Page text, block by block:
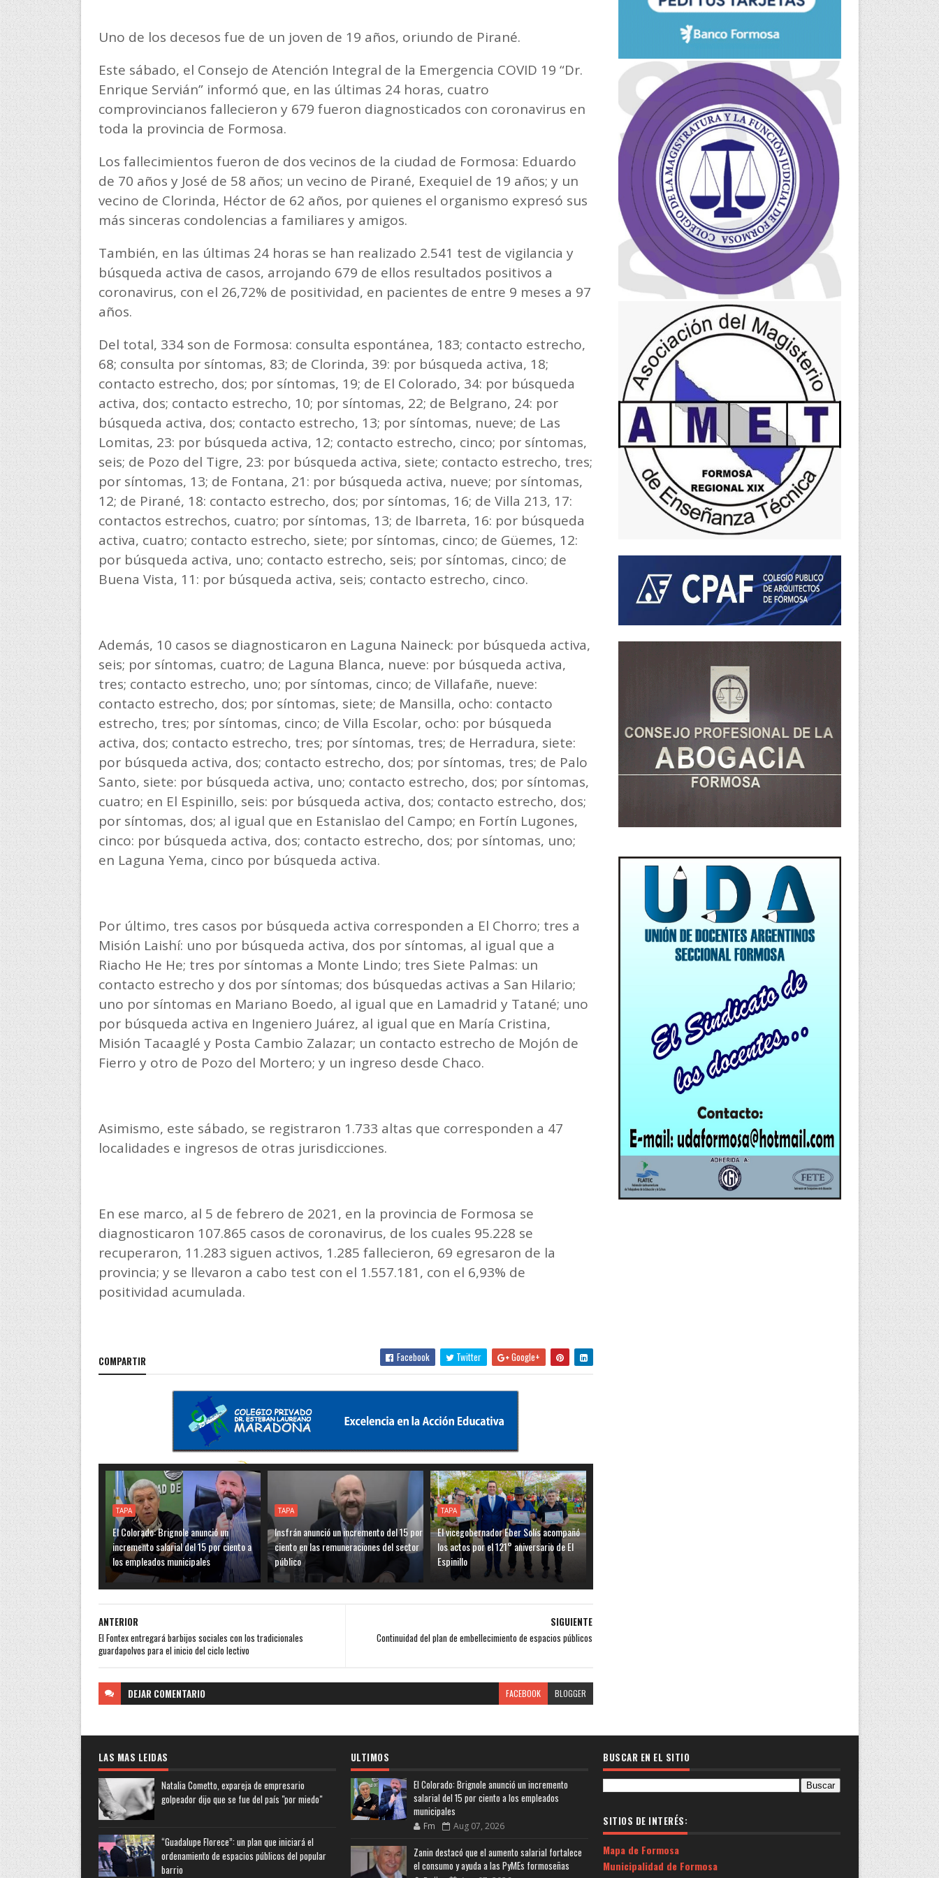
Uno de los decesos fue de un joven de 19 años, oriundo de Pirané.
Este sábado, el Consejo de Atención Integral de la Emergencia COVID 19 “Dr.
Enrique Servián” informó que, en las últimas 24 horas, cuatro
comprovincianos fallecieron y 679 fueron diagnosticados con coronavirus en
toda la provincia de Formosa.
Los fallecimientos fueron de dos vecinos de la ciudad de Formosa: Eduardo
de 70 años y José de 58 años; un vecino de Pirané, Exequiel de 19 años; y un
vecino de Clorinda, Héctor de 62 años, por quienes el organismo expresó sus
más sinceras condolencias a familiares y amigos.
También, en las últimas 24 horas se han realizado 2.541 test de vigilancia y
búsqueda activa de casos, arrojando 679 de ellos resultados positivos a
coronavirus, con el 26,72% de positividad, en pacientes de entre 9 meses a 97
años.
Del total, 334 son de Formosa: consulta espontánea, 183; contacto estrecho,
68; consulta por síntomas, 83; de Clorinda, 39: por búsqueda activa, 18;
contacto estrecho, dos; por síntomas, 19; de El Colorado, 34: por búsqueda
activa, dos; contacto estrecho, 10; por síntomas, 22; de Belgrano, 24: por
búsqueda activa, dos; contacto estrecho, 13; por síntomas, nueve; de Las
Lomitas, 23: por búsqueda activa, 12; contacto estrecho, cinco; por síntomas,
seis; de Pozo del Tigre, 23: por búsqueda activa, siete; contacto estrecho, tres;
por síntomas, 13; de Fontana, 21: por búsqueda activa, nueve; por síntomas,
12; de Pirané, 18: contacto estrecho, dos; por síntomas, 16; de Villa 213, 17:
contactos estrechos, cuatro; por síntomas, 13; de Ibarreta, 16: por búsqueda
activa, cuatro; contacto estrecho, siete; por síntomas, cinco; de Güemes, 12:
por búsqueda activa, uno; contacto estrecho, seis; por síntomas, cinco; de
Buena Vista, 11: por búsqueda activa, seis; contacto estrecho, cinco.
Además, 10 casos se diagnosticaron en Laguna Naineck: por búsqueda activa,
seis; por síntomas, cuatro; de Laguna Blanca, nueve: por búsqueda activa,
tres; contacto estrecho, uno; por síntomas, cinco; de Villafañe, nueve:
contacto estrecho, dos; por síntomas, siete; de Mansilla, ocho: contacto
estrecho, tres; por síntomas, cinco; de Villa Escolar, ocho: por búsqueda
activa, dos; contacto estrecho, tres; por síntomas, tres; de Herradura, siete:
por búsqueda activa, dos; contacto estrecho, dos; por síntomas, tres; de Palo
Santo, siete: por búsqueda activa, uno; contacto estrecho, dos; por síntomas,
cuatro; en El Espinillo, seis: por búsqueda activa, dos; contacto estrecho, dos;
por síntomas, dos; al igual que en Estanislao del Campo; en Fortín Lugones,
cinco: por búsqueda activa, dos; contacto estrecho, dos; por síntomas, uno;
en Laguna Yema, cinco por búsqueda activa.
Por último, tres casos por búsqueda activa corresponden a El Chorro; tres a
Misión Laishí: uno por búsqueda activa, dos por síntomas, al igual que a
Riacho He He; tres por síntomas a Monte Lindo; tres Siete Palmas: un
contacto estrecho y dos por síntomas; dos búsquedas activas a San Hilario;
uno por síntomas en Mariano Boedo, al igual que en Lamadrid y Tatané; uno
por búsqueda activa en Ingeniero Juárez, al igual que en María Cristina,
Misión Tacaaglé y Posta Cambio Zalazar; un contacto estrecho de Mojón de
Fierro y otro de Pozo del Mortero; y un ingreso desde Chaco.
Asimismo, este sábado, se registraron 1.733 altas que corresponden a 47
localidades e ingresos de otras jurisdicciones.
En ese marco, al 5 de febrero de 2021, en la provincia de Formosa se
diagnosticaron 107.865 casos de coronavirus, de los cuales 95.228 se
recuperaron, 11.283 siguen activos, 1.285 fallecieron, 69 egresaron de la
provincia; y se llevaron a cabo test con el 1.557.181, con el 6,93% de
positividad acumulada.
COMPARTIR Facebook Twitter Google+
TAPA
El Colorado: Brignole anunció un
incremento salarial del 15 por ciento a
los empleados municipales
TAPA
Insfrán anunció un incremento del 15 por
ciento en las remuneraciones del sector
público
TAPA
El vicegobernador Eber Solís acompañó
los actos por el 121° aniversario de El
Espinillo
SIGUIENTE
Continuidad del plan de embellecimiento de espacios públicos
ANTERIOR
El Fontex entregará barbijos sociales con los tradicionales
guardapolvos para el inicio del ciclo lectivo
DEJAR COMENTARIO FACEBOOK BLOGGER
LAS MAS LEIDAS
Natalia Cometto, expareja de empresario
golpeador dijo que se fue del país "por miedo"
“Guadalupe Florece”: un plan que iniciará el
ordenamiento de espacios públicos del popular
barrio
ULTIMOS
El Colorado: Brignole anunció un incremento
salarial del 15 por ciento a los empleados
municipales
Fm Aug 07, 2026
Zanin destacó que el aumento salarial fortalece
el consumo y ayuda a las PyMEs formoseñas
BUSCAR EN EL SITIO
SITIOS DE INTERÉS:
Mapa de Formosa
Municipalidad de Formosa